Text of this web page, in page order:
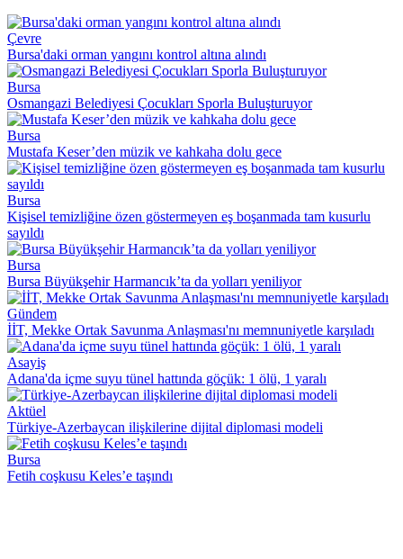
Çevre
Bursa'daki orman yangını kontrol altına alındı
Bursa
Osmangazi Belediyesi Çocukları Sporla Buluşturuyor
Bursa
Mustafa Keser’den müzik ve kahkaha dolu gece
Bursa
Kişisel temizliğine özen göstermeyen eş boşanmada tam kusurlu
sayıldı
Bursa
Bursa Büyükşehir Harmancık’ta da yolları yeniliyor
Gündem
İİT, Mekke Ortak Savunma Anlaşması'nı memnuniyetle karşıladı
Asayiş
Adana'da içme suyu tünel hattında göçük: 1 ölü, 1 yaralı
Aktüel
Türkiye-Azerbaycan ilişkilerine dijital diplomasi modeli
Bursa
Fetih coşkusu Keles’e taşındı